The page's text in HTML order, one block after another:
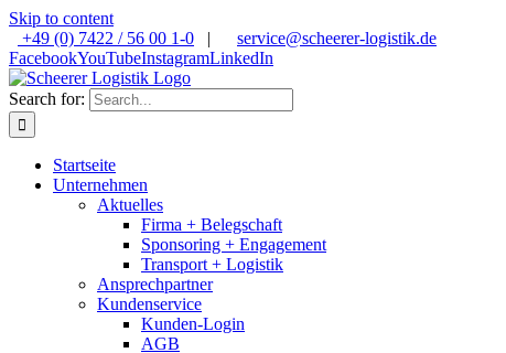
Skip to content
+49 (0) 7422 / 56 00 1-0 |
service@scheerer-logistik.de
FacebookYouTubeInstagramLinkedIn
Search for:
Startseite
Unternehmen
Aktuelles
Firma + Belegschaft
Sponsoring + Engagement
Transport + Logistik
Ansprechpartner
Kundenservice
Kunden-Login
AGB